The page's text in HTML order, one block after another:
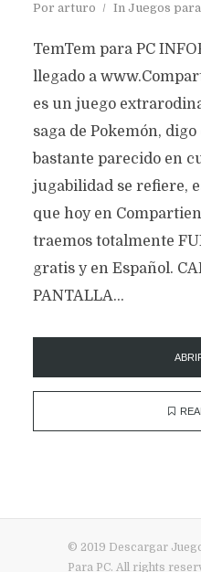
Por arturo In Juegos
TemTem para PC
llegado a
es un juego
saga de Pokemón,
bastante parecido en
jugabilidad se refiere,
que hoy en
traemos totalmente
gratis y en Español.
PANTALLA...
© 2019 Descargar
Para PC. All rights